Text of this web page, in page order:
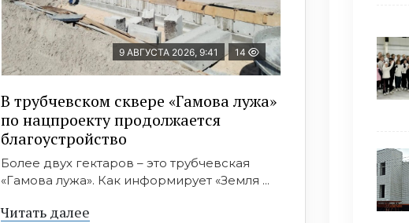
9 АВГУСТА 2026, 9:41 14
В трубчевском сквере «Гамова лужа»
по нацпроекту продолжается
благоустройство
Более двух гектаров – это трубчевская
«Гамова лужа». Как информирует «Земля ...
Читать далее